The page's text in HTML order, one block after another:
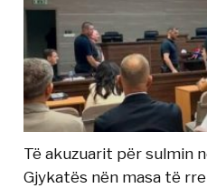
Të akuzuarit për sulmin
Gjykatës nën masa të